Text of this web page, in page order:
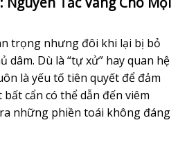
trọng nhưng đôi khi lại bị bỏ
dâm. Dù là “tự xử” hay quan hệ
là yếu tố tiên quyết để đảm
cẩn có thể dẫn đến viêm
những phiền toái không đáng